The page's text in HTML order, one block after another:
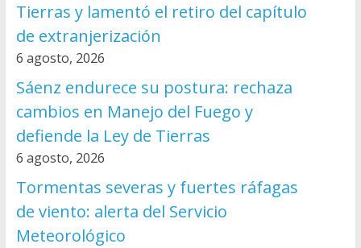
Tierras y lamentó el retiro del capítulo
de extranjerización
6 agosto, 2026
Sáenz endurece su postura: rechaza
cambios en Manejo del Fuego y
defiende la Ley de Tierras
6 agosto, 2026
Tormentas severas y fuertes ráfagas
de viento: alerta del Servicio
Meteorológico